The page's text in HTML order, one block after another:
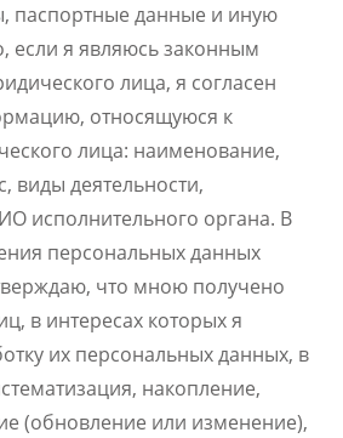
паспортные данные и иную
я являюсь законным
лица, я согласен
относящуюся к
лица: наименование,
виды деятельности,
исполнительного органа. В
персональных данных
что мною получено
в интересах которых я
их персональных данных, в
накопление,
(обновление или изменение),